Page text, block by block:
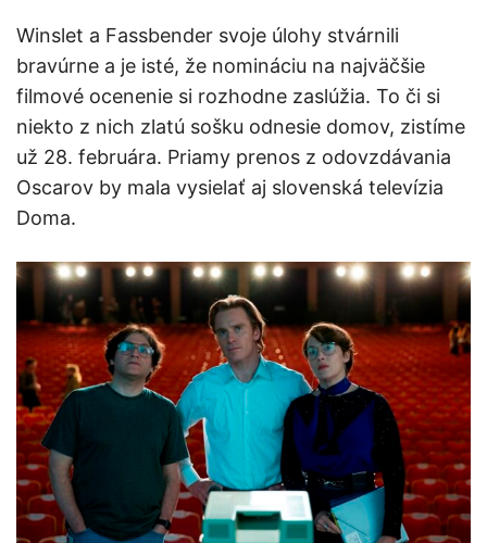
Winslet a Fassbender svoje úlohy stvárnili
bravúrne a je isté, že nomináciu na najväčšie
filmové ocenenie si rozhodne zaslúžia. To či si
niekto z nich zlatú sošku odnesie domov, zistíme
už 28. februára. Priamy prenos z odovzdávania
Oscarov by mala vysielať aj slovenská televízia
Doma.